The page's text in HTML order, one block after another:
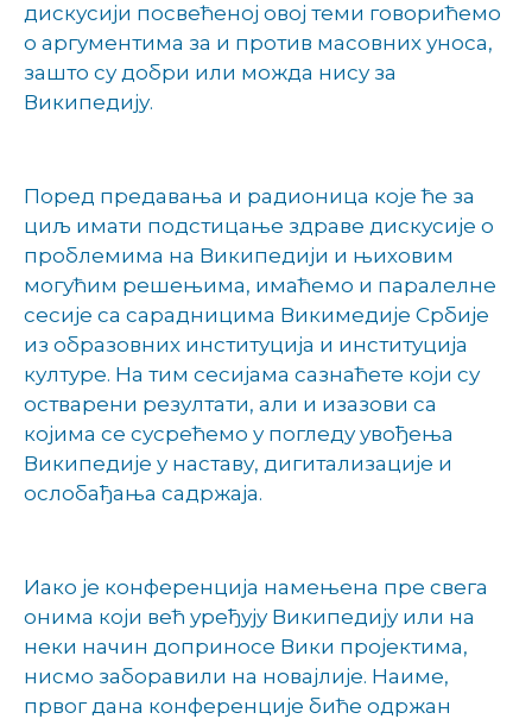
дискусији посвећеној овој теми говорићемо
о аргументима за и против масовних уноса,
зашто су добри или можда нису за
Википедију.
Поред предавања и радионица које ће за
циљ имати подстицање здраве дискусије о
проблемима на Википедији и њиховим
могућим решењима, имаћемо и паралелне
сесије са сарадницима Викимедије Србије
из образовних институција и институција
културе. На тим сесијама сазнаћете који су
остварени резултати, али и изазови са
којима се сусрећемо у погледу увођења
Википедије у наставу, дигитализације и
ослобађања садржаја.
Иако је конференција намењена пре свега
онима који већ уређују Википедију или на
неки начин доприносе Вики пројектима,
нисмо заборавили на новајлије. Наиме,
првог дана конференције биће одржан